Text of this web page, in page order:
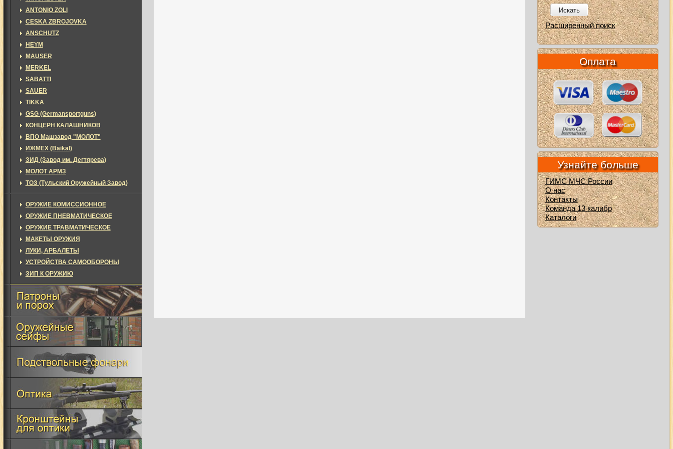
ANTONIO ZOLI
CESKA ZBROJOVKA
ANSCHUTZ
HEYM
MAUSER
MERKEL
SABATTI
SAUER
TIKKA
GSG (Germansportguns)
КОНЦЕРН КАЛАШНИКОВ
ВПО Машзавод "МОЛОТ"
ИЖМЕХ (Baikal)
ЗИД (Завод им. Дегтярева)
МОЛОТ АРМЗ
ТОЗ (Тульский Оружейный Завод)
ОРУЖИЕ КОМИССИОННОЕ
ОРУЖИЕ ПНЕВМАТИЧЕСКОЕ
ОРУЖИЕ ТРАВМАТИЧЕСКОЕ
МАКЕТЫ ОРУЖИЯ
ЛУКИ, АРБАЛЕТЫ
УСТРОЙСТВА САМООБОРОНЫ
ЗИП К ОРУЖИЮ
Искать
Расширенный поиск
Оплата
Узнайте больше
ГИМС МЧС России
О нас
Контакты
Команда 13 калибр
Каталоги